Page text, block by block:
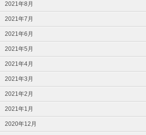
2021年8月
2021年7月
2021年6月
2021年5月
2021年4月
2021年3月
2021年2月
2021年1月
2020年12月